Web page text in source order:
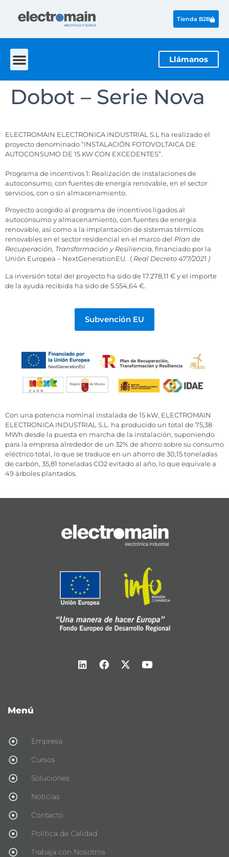
Tienda B2B
Llámanos
Dobot – Serie Nova
ELECTROMAIN ELECTRONICA INDUSTRIAL S.L ha realizado el
proyecto denominado “INSTALACIÓN FOTOVOLTAICA DE
AUTOCONSUMO DE 15 KW CON EXCEDENTES”.
Programa de incentivos 1: Realización de instalaciones de
autoconsumo, con fuentes de energía renovable, en el sector
servicios, con o sin almacenamiento.
Proyecto acogido al programa de incentivos ligados al
autoconsumo y almacenamiento, con fuentes de energía
renovable, así como a la implantación de sistemas térmicos
renovables en el sector residencial en el marco del Plan de
Recuperación, Transformación y Resiliencia, financiado por la
Unión Europea – NextGenerationEU. ( Real Decreto 477/2021 )
La inversión total del proyecto ha sido de 17.278,11 € y el importe
de la ayuda recibida ha sido de 5.554,64 €.
Subvención EU
Con una potencia nominal instalada de 15 kW, ELECTROMAIN
ELECTRONICA INDUSTRIAL S.L. ha producido un total de 75,38
MWh desde la puesta en marcha de la instalación, suponiendo
para la empresa alrededor de un 32% de ahorro sobre su consumo
eléctrico total, lo que se traduce en un ahorro de 30,15 toneladas
de carbón, 35,81 toneladas CO2 evitado al año, lo que equivale a
49 árboles plantados.
Menú
Empresa
Cursos
Soluciones
Noticias
Contacto
Política de Calidad
Trabaja con Nosotros